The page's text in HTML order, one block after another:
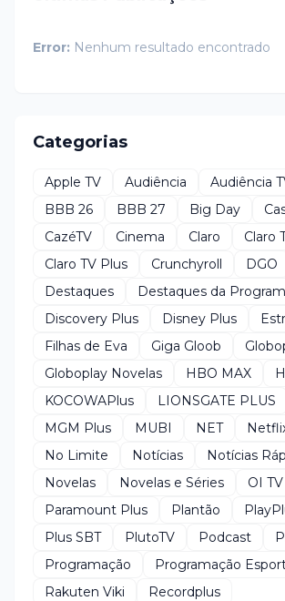
Error: Nenhum resultado encontrado
Categorias
Apple TV Audiência
Audiência
BBB 26
BBB 27 Big Day
CazéTV
Cinema Claro
Claro
Claro TV Plus
Crunchyroll
DGO
Destaques
Destaques da
Discovery Plus
Disney Plus
Filhas de Eva
Giga Gloob
Globoplay Novelas
HBO MAX
KOCOWAPlus
LIONSGATE PLUS
MGM Plus
MUBI NET
No Limite
Notícias
Notícias
Novelas
Novelas e Séries
OI TV
Paramount Plus
Plantão
Plus SBT
PlutoTV Podcast
Programação
Programação
Rakuten Viki
Recordplus